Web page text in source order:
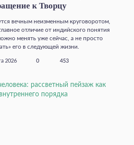
к Творцу
вечным неизменным круговоротом,
отличие от индийского понятия
менять уже сейчас, а не просто
его в следующей жизни.
2026 0 453